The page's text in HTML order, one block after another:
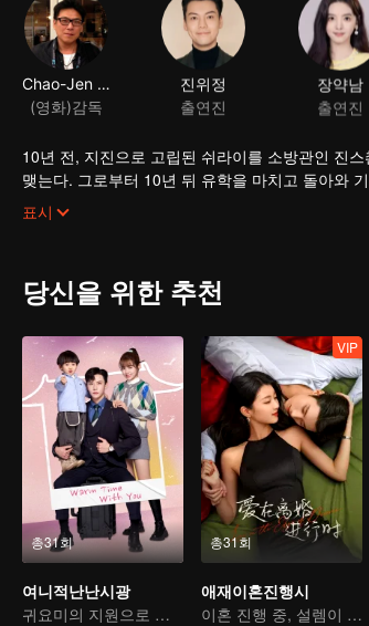
Chao-Jen Hsu
(영화)감독
진위정
출연진
장약남
출연진
10년 전, 지진으로 고립된 쉬라이를 소방관인 진
맺는다. 그로부터 10년 뒤 유학을 마치고 돌아와
를 알아보기는커녕 파렴치한 기자라고 오해하고,
한편 구조견 팀을 편성하던 중 국제 구조견 훈련
견인 ‘평안'을 넘겨주며 진스촨이 과거 함께 일해
다.
표시
당신을 위한 추천
총31회
여니적난난시광
귀요미의 지원으로 가짜 부부에서 진짜 로맨스로
총31회
VIP
애재이혼진행시
이혼 진행 중, 설렘이 올 때